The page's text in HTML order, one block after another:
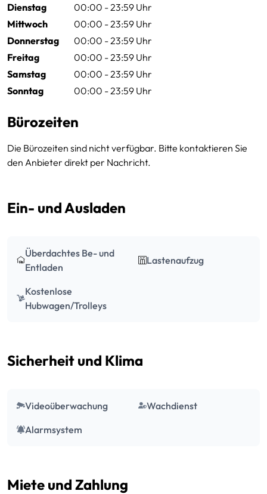
Dienstag
00:00 - 23:59 Uhr
Mittwoch
00:00 - 23:59 Uhr
Donnerstag
00:00 - 23:59 Uhr
Freitag
00:00 - 23:59 Uhr
Samstag
00:00 - 23:59 Uhr
Sonntag
00:00 - 23:59 Uhr
Bürozeiten
Die Bürozeiten sind nicht verfügbar. Bitte kontaktieren Sie
den Anbieter direkt per Nachricht.
Ein- und Ausladen
Überdachtes Be- und
Entladen
Lastenaufzug
Kostenlose
Hubwagen/Trolleys
Sicherheit und Klima
Videoüberwachung
Wachdienst
Alarmsystem
Miete und Zahlung